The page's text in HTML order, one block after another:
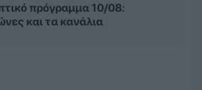
πρόγραμμα 10/08:
και τα κανάλια